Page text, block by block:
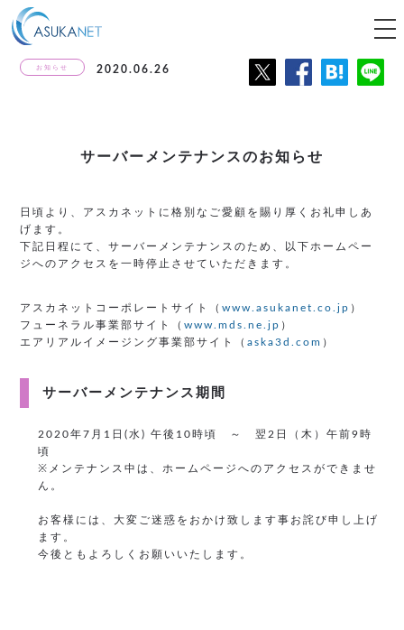
お知らせ 2020.06.26
サーバーメンテナンスのお知らせ
日頃より、アスカネットに格別なご愛顧を賜り厚くお礼申しあ
げます。
下記日程にて、サーバーメンテナンスのため、以下ホームペー
ジへのアクセスを一時停止させていただきます。
アスカネットコーポレートサイト（www.asukanet.co.jp ）
フューネラル事業部サイト（www.mds.ne.jp ）
エアリアルイメージング事業部サイト（aska3d.com ）
サーバーメンテナンス期間
2020年7月1日(水) 午後10時頃 ～ 翌2日（木）午前9時
頃
※メンテナンス中は、ホームページへのアクセスができませ
ん。
お客様には、大変ご迷惑をおかけ致します事お詫び申し上げ
ます。
今後ともよろしくお願いいたします。